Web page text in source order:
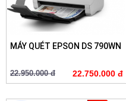
MÁY QUÉT EPSON DS 790WN
22.950.000 đ 22.750.000 đ